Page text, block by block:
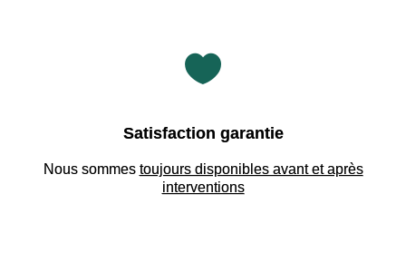

Satisfaction garantie
Nous sommes toujours disponibles avant et après
interventions